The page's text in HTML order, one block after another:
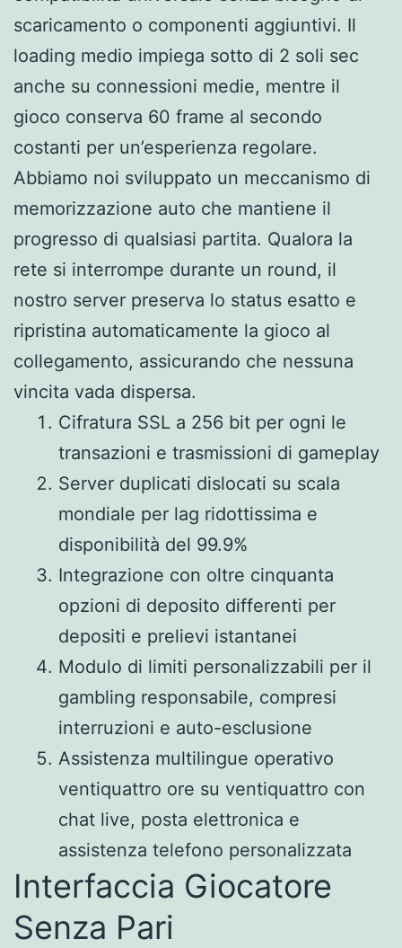
scaricamento o componenti aggiuntivi. Il
loading medio impiega sotto di 2 soli sec
anche su connessioni medie, mentre il
gioco conserva 60 frame al secondo
costanti per un’esperienza regolare.
Abbiamo noi sviluppato un meccanismo di
memorizzazione auto che mantiene il
progresso di qualsiasi partita. Qualora la
rete si interrompe durante un round, il
nostro server preserva lo status esatto e
ripristina automaticamente la gioco al
collegamento, assicurando che nessuna
vincita vada dispersa.
Cifratura SSL a 256 bit per ogni le
transazioni e trasmissioni di gameplay
Server duplicati dislocati su scala
mondiale per lag ridottissima e
disponibilità del 99.9%
Integrazione con oltre cinquanta
opzioni di deposito differenti per
depositi e prelievi istantanei
Modulo di limiti personalizzabili per il
gambling responsabile, compresi
interruzioni e auto-esclusione
Assistenza multilingue operativo
ventiquattro ore su ventiquattro con
chat live, posta elettronica e
assistenza telefono personalizzata
Interfaccia Giocatore
Senza Pari